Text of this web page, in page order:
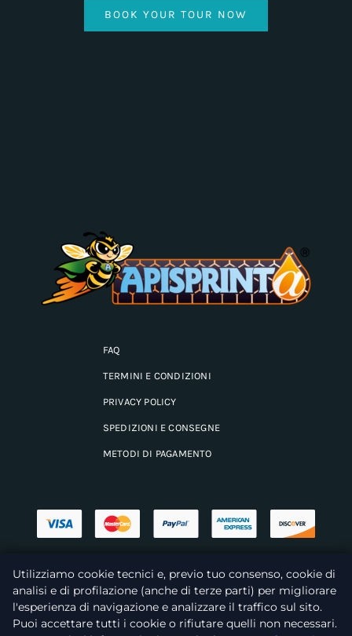
BOOK YOUR TOUR NOW
FAQ
TERMINI E CONDIZIONI
PRIVACY POLICY
SPEDIZIONI E CONSEGNE
METODI DI PAGAMENTO
© 2026 Apisprint • P. IVA 00926960469 • Privacy Policy •Termini
di Servizio
Utilizziamo cookie tecnici e, previo tuo consenso, cookie di
analisi e di profilazione (anche di terze parti) per migliorare
l'esperienza di navigazione e analizzare il traffico sul sito.
Puoi accettare tutti i cookie o rifiutare quelli non necessari.